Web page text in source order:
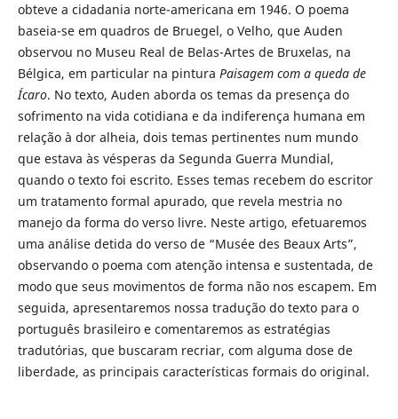
obteve a cidadania norte-americana em 1946. O poema
baseia-se em quadros de Bruegel, o Velho, que Auden
observou no Museu Real de Belas-Artes de Bruxelas, na
Bélgica, em particular na pintura Paisagem com a queda de
Ícaro. No texto, Auden aborda os temas da presença do
sofrimento na vida cotidiana e da indiferença humana em
relação à dor alheia, dois temas pertinentes num mundo
que estava às vésperas da Segunda Guerra Mundial,
quando o texto foi escrito. Esses temas recebem do escritor
um tratamento formal apurado, que revela mestria no
manejo da forma do verso livre. Neste artigo, efetuaremos
uma análise detida do verso de “Musée des Beaux Arts”,
observando o poema com atenção intensa e sustentada, de
modo que seus movimentos de forma não nos escapem. Em
seguida, apresentaremos nossa tradução do texto para o
português brasileiro e comentaremos as estratégias
tradutórias, que buscaram recriar, com alguma dose de
liberdade, as principais características formais do original.